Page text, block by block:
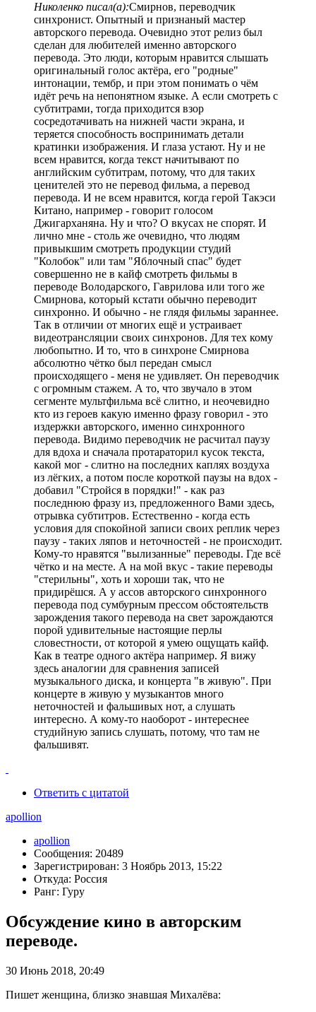
Николенко писал(а):Смирнов, переводчик
синхронист. Опытный и признаный мастер
авторского перевода. Очевидно этот релиз был
сделан для любителей именно авторского
перевода. Это люди, которым нравится слышать
оригинальный голос актёра, его "родные"
интонации, тембр, и при этом понимать о чём
идёт речь на непонятном языке. А если смотреть с
субтитрами, тогда приходится взор
сосредотачивать на нижней части экрана, и
теряется способность воспринимать детали
кратинки изображения. И глаза устают. Ну и не
всем нравится, когда текст начитывают по
английским субтитрам, потому, что для таких
ценителей это не перевод фильма, а перевод
перевода. И не всем нравится, когда герой Такэси
Китано, например - говорит голосом
Джигарханяна. Ну и что? О вкусах не спорят. И
лично мне - столь же очевидно, что людям
привыкшим смотреть продукции студий
"Колобок" или там "Яблочный спас" будет
совершенно не в кайф смотреть фильмы в
переводе Володарского, Гаврилова или того же
Смирнова, который кстати обычно переводит
синхронно. И обычно - не глядя фильмы зараннее.
Так в отличии от многих ещё и устраивает
видеотрансляции своих синхронов. Для тех кому
любопытно. И то, что в синхроне Смирнова
абсолютно чётко был передан смысл
происходящего - меня не удивляет. Он переводчик
с огромным стажем. А то, что звучало в этом
сегменте мультфильма всё слитно, и неочевидно
кто из героев какую именно фразу говорил - это
издержки авторского, именно синхронного
перевода. Видимо переводчик не расчитал паузу
для вдоха и сначала протараторил кусок текста,
какой мог - слитно на последних каплях воздуха
из лёгких, а потом после короткой паузы на вдох -
добавил "Стройся в порядки!" - как раз
последнюю фразу из, предложенного Вами здесь,
отрывка субтитров. Естественно - когда есть
условия для спокойной записи своих реплик через
паузу - таких ляпов и неточностей - не происходит.
Кому-то нравятся "вылизанные" переводы. Где всё
чётко и на месте. А на мой вкус - такие переводы
"стерильны", хоть и хороши так, что не
придирёшся. А у ассов авторского синхронного
перевода под сумбурным прессом обстоятельств
зарождения такого перевода на свет зарождаются
порой удивительные настоящие перлы
словестности, от которой я умею ощущать кайф.
Как в театре одного актёра например. Я вижу
здесь аналогии для сравнения записей
музыкального диска, и концерта "в живую". При
концерте в живую у музыкантов много
неточностей и фальшивых нот, а слушать
интересно. А кому-то наоборот - интереснее
студийную запись слушать, потому, что там не
фальшивят.
Ответить с цитатой
apollion
apollion
Сообщения: 20489
Зарегистрирован: 3 Ноябрь 2013, 15:22
Откуда: Россия
Ранг: Гуру
Обсуждение кино в авторским
переводе.
30 Июнь 2018, 20:49
Пишет женщина, близко знавшая Михалёва: